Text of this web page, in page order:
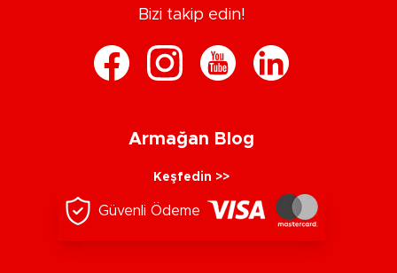
Bizi takip edin!
Armağan Blog
Keşfedin >>
Güvenli Ödeme